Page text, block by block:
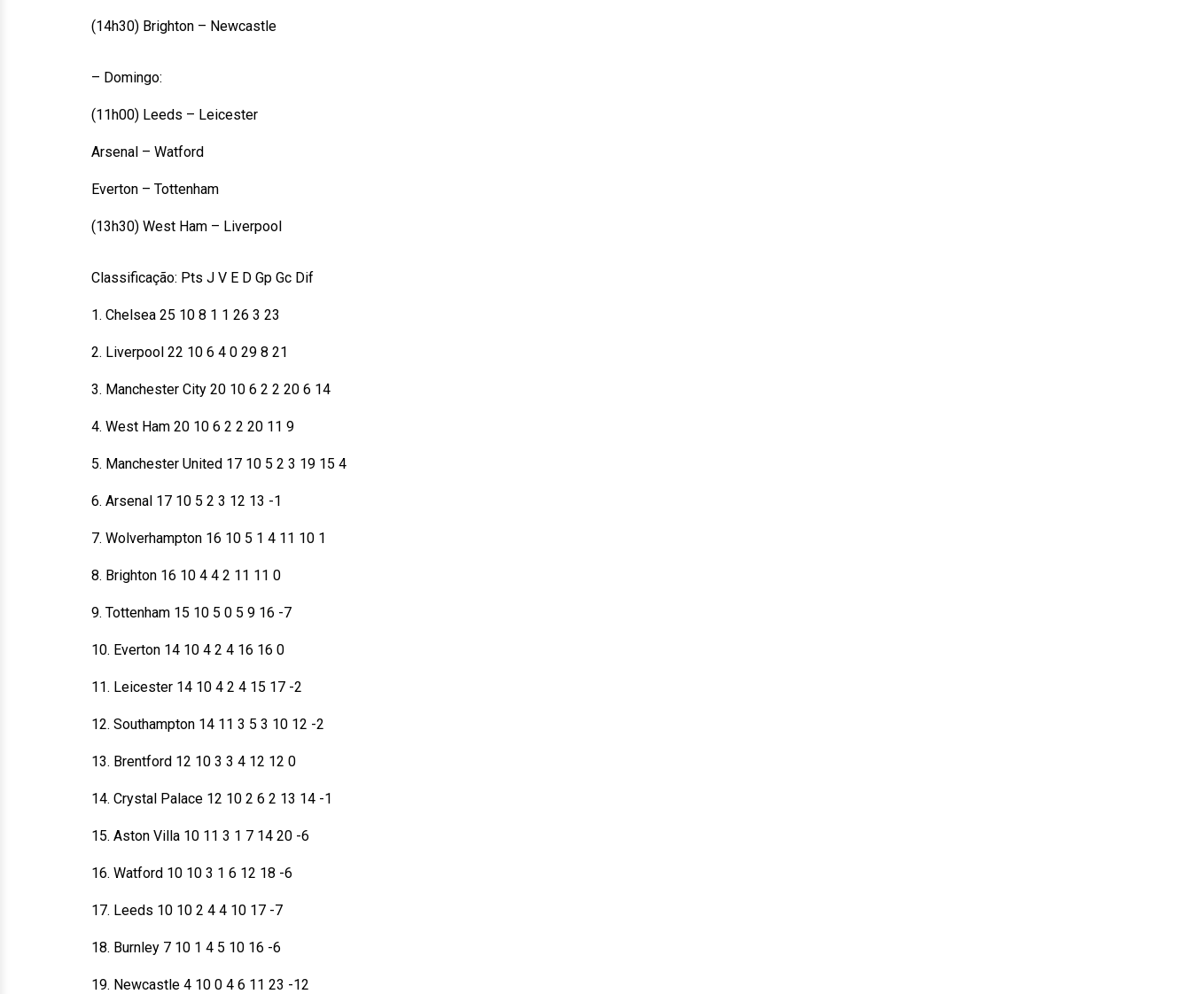
(14h30) Brighton – Newcastle
– Domingo:
(11h00) Leeds – Leicester
Arsenal – Watford
Everton – Tottenham
(13h30) West Ham – Liverpool
Classificação: Pts J V E D Gp Gc Dif
1. Chelsea 25 10 8 1 1 26 3 23
2. Liverpool 22 10 6 4 0 29 8 21
3. Manchester City 20 10 6 2 2 20 6 14
4. West Ham 20 10 6 2 2 20 11 9
5. Manchester United 17 10 5 2 3 19 15 4
6. Arsenal 17 10 5 2 3 12 13 -1
7. Wolverhampton 16 10 5 1 4 11 10 1
8. Brighton 16 10 4 4 2 11 11 0
9. Tottenham 15 10 5 0 5 9 16 -7
10. Everton 14 10 4 2 4 16 16 0
11. Leicester 14 10 4 2 4 15 17 -2
12. Southampton 14 11 3 5 3 10 12 -2
13. Brentford 12 10 3 3 4 12 12 0
14. Crystal Palace 12 10 2 6 2 13 14 -1
15. Aston Villa 10 11 3 1 7 14 20 -6
16. Watford 10 10 3 1 6 12 18 -6
17. Leeds 10 10 2 4 4 10 17 -7
18. Burnley 7 10 1 4 5 10 16 -6
19. Newcastle 4 10 0 4 6 11 23 -12